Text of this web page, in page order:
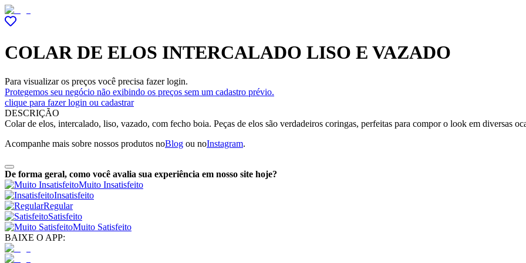
COLAR DE ELOS INTERCALADO LISO E VAZADO
Para visualizar os preços você precisa fazer login.
Protegemos seu negócio não exibindo os preços sem um cadastro prévio.
clique para fazer login ou cadastrar
DESCRIÇÃO
Colar de elos, intercalado, liso, vazado, com fecho boia. Peças de elos são verdadeiros coringas, perfeitas para compor o look em diversas
Acompanhe mais sobre nossos produtos noBlog ou noInstagram.
De forma geral, como você avalia sua experiência em nosso site hoje?
Muito Insatisfeito
Insatisfeito
Regular
Satisfeito
Muito Satisfeito
BAIXE O APP: